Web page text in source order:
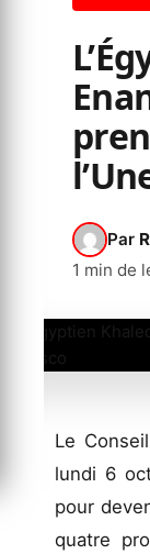
Par
1 min de
Le
lundi 6
pour
quatre